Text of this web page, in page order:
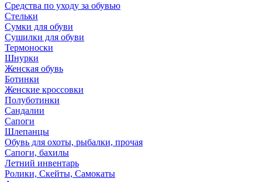
Средства по уходу за обувью
Стельки
Сумки для обуви
Сушилки для обуви
Термоноски
Шнурки
Женская обувь
Ботинки
Женские кроссовки
Полуботинки
Сандалии
Сапоги
Шлепанцы
Обувь для охоты, рыбалки, прочая
Сапоги, бахилы
Летний инвентарь
Ролики, Скейты, Самокаты